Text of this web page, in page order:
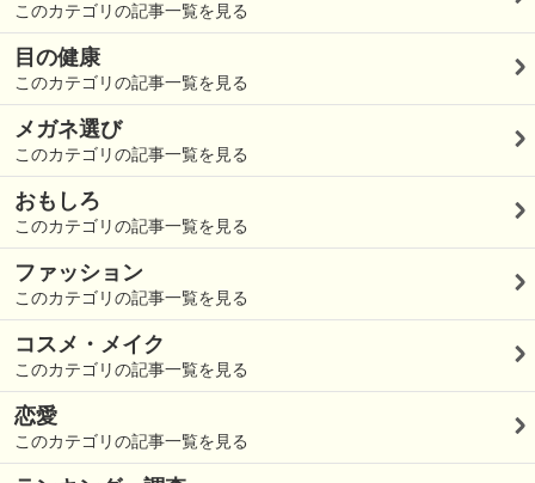
このカテゴリの記事一覧を見る
目の健康
このカテゴリの記事一覧を見る
メガネ選び
このカテゴリの記事一覧を見る
おもしろ
このカテゴリの記事一覧を見る
ファッション
このカテゴリの記事一覧を見る
コスメ・メイク
このカテゴリの記事一覧を見る
恋愛
このカテゴリの記事一覧を見る